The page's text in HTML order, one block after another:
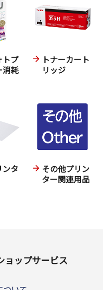
トプ
消耗
トナーカート
リッジ
ンタ
その他プリン
ター関連用品
ョップサービス